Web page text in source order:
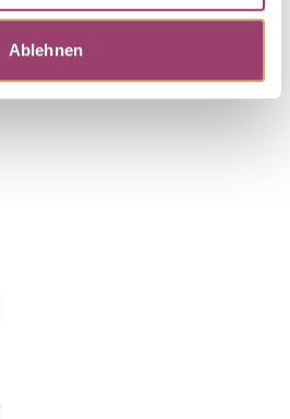
Ablehnen
entdecken.